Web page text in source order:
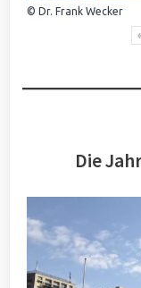
© Dr. Frank Wecker
Die